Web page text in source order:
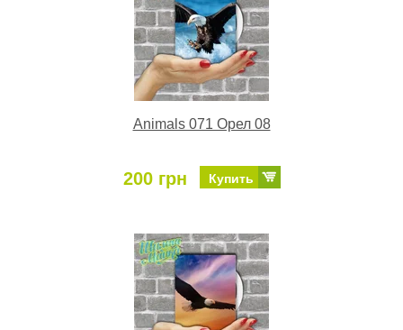
Animals 071 Орел 08
200 грн Купить